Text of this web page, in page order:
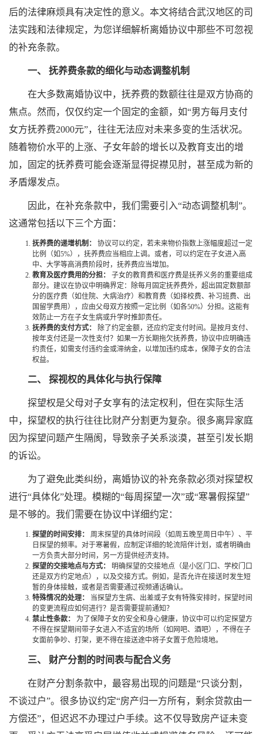
后的法律麻烦具有决定性的意义。本文将结合武汉地区的司
法实践和法律规定，为您详细解析离婚协议中那些不可忽视
的补充条款。
一、 抚养费条款的细化与动态调整机制
在大多数离婚协议中，抚养费的数额往往是双方协商的
焦点。然而，仅仅约定一个固定的金额，如“男方每月支付
女方抚养费2000元”，往往无法应对未来多变的生活状况。
随着物价水平的上涨、子女年龄的增长以及教育支出的增
加，固定的抚养费可能会逐渐显得捉襟见肘，甚至成为新的
矛盾爆发点。
因此，在补充条款中，我们需要引入“动态调整机制”。
这通常包括以下三个方面：
抚养费的递增机制：
协议可以约定，若未来物价指数上涨幅度超过一定
比例（如5%），抚养费应当相应上调。或者，可以约定在子女进入高
中、大学等高消费阶段时，抚养费应当增加。
教育及医疗费用的分担：
子女的教育费和医疗费是抚养义务的重要组成
部分。建议在协议中明确界定：除每月固定抚养费外，超出固定数额部
分的医疗费（如住院、大病治疗）和教育费（如择校费、补习班费、出
国留学费用），应由父母双方按照一定比例（如各50%）分担。这能有
效防止一方在子女生病或升学时推卸责任。
抚养费的支付方式：
除了约定金额，还应约定支付时间。是按月支付、
按年支付还是一次性支付？如果一方长期拖欠抚养费，协议中应明确违
约责任，如需支付违约金或滞纳金，以增加违约成本，保障子女的合法
权益。
二、 探视权的具体化与执行保障
探望权是父母对子女享有的法定权利，但在实际生活
中，探望权的执行往往比财产分割更为复杂。很多离异家庭
因为探望问题产生隔阂，导致亲子关系淡漠，甚至引发长期
的诉讼。
为了避免此类纠纷，离婚协议的补充条款必须对探望权
进行“具体化”处理。模糊的“每周探望一次”或“寒暑假探望”
是不够的。我们需要在协议中详细约定：
探望的时间安排：
周末探望的具体时间段（如周五晚至周日中午）、平
日探望的频率。对于寒暑假，应制定详细的轮流陪伴计划，或者明确由
一方负责大部分时间，另一方提供经济支持。
探望的交接地点与方式：
明确探望的交接地点（是小区门口、学校门口
还是双方约定地点），以及交接方式。例如，是否允许在接送时发生短
暂的身体接触，或者是否需要通过视频通话确认。
特殊情况的处理：
当探望方生病、出差或子女有特殊安排时，探望时间
的变更流程应如何进行？是否需要提前通知？
禁止性条款：
为了保障子女的安全和身心健康，协议中可以约定探望方
不得在探望期间带子女进入不适宜的场所（如网吧、酒吧），不得在子
女面前争吵、打架，更不得在接送途中将子女置于危险境地。
三、 财产分割的时间表与配合义务
在财产分割条款中，最容易出现的问题是“只谈分割，
不谈过户”。很多协议约定“房产归一方所有，剩余贷款由一
方偿还”，但迟迟不办理过户手续。这不仅导致房产证未变